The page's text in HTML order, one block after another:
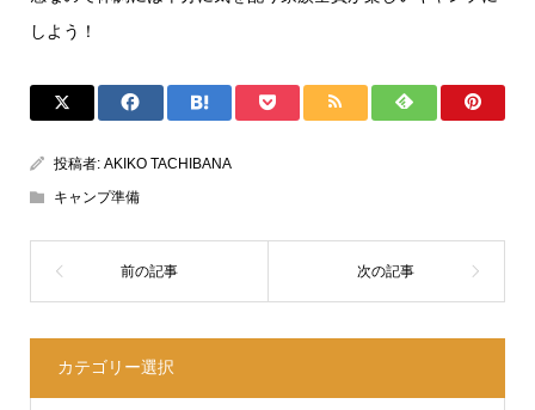
しよう！
投稿者: AKIKO TACHIBANA
キャンプ準備
カテゴリー選択